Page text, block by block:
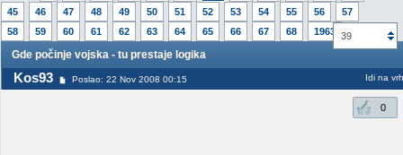
45
46 47 48 49 50 51 52 53 54 55 56
57
58
59 60 61 62 63 64 65 66 67 68 1963 39
Gde počinje vojska - tu prestaje logika
Kos93 Poslao: 22 Nov 2008 00:15 Idi na vrh
0